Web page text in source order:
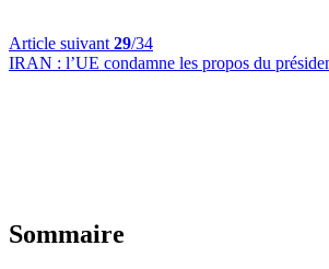
Article suivant 29/34
IRAN : l’UE condamne les propos du
Sommaire